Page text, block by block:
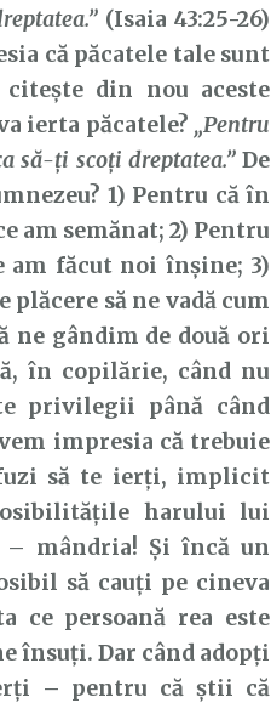
(Isaia 43:25-26)
că păcatele tale sunt
din nou aceste
ierta păcatele? „Pentru
să-ți scoți dreptatea.”De
1) Pentru că în
am semănat; 2) Pentru
am făcut noi înșine; 3)
să ne vadă cum
ne gândim de două ori
în copilărie, când nu
privilegii până când
impresia că trebuie
să te ierți, implicit
harului lui
– mândria! Și încă un
să cauți pe cineva
ce persoană rea este
însuți. Dar când adopți
– pentru că știi că